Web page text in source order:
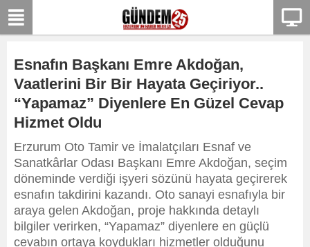
Esnafın Başkanı Emre Akdoğan,
Vaatlerini Bir Bir Hayata Geçiriyor..
“Yapamaz” Diyenlere En Güzel Cevap
Hizmet Oldu
Erzurum Oto Tamir ve İmalatçıları Esnaf ve
Sanatkârlar Odası Başkanı Emre Akdoğan, seçim
döneminde verdiği işyeri sözünü hayata geçirerek
esnafın takdirini kazandı. Oto sanayi esnafıyla bir
araya gelen Akdoğan, proje hakkında detaylı
bilgiler verirken, “Yapamaz” diyenlere en güçlü
cevabın ortaya koydukları hizmetler olduğunu